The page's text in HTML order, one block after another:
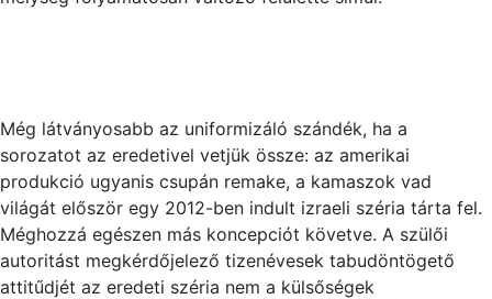
Még látványosabb az uniformizáló szándék, ha a
sorozatot az eredetivel vetjük össze: az amerikai
produkció ugyanis csupán remake, a kamaszok vad
világát először egy 2012-ben indult izraeli széria tárta fel.
Méghozzá egészen más koncepciót követve. A szülői
autoritást megkérdőjelező tizenévesek tabudöntögető
attitűdjét az eredeti széria nem a külsőségek